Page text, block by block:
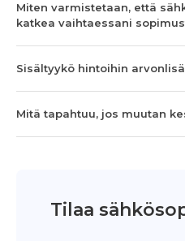
Miten varmistetaan, että
katkea vaihtaessani
Sisältyykö hintoihin
Mitä tapahtuu, jos muutan
Tilaa